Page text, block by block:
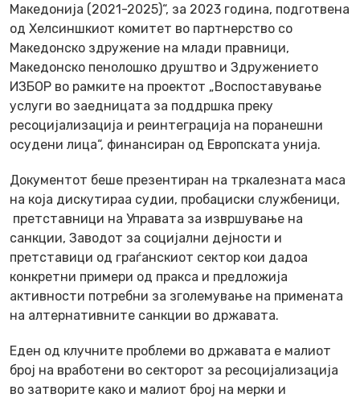
Македонија (2021-2025)“, за 2023 година, подготвена
од Хелсиншкиот комитет во партнерство со
Македонско здружение на млади правници,
Македонско пенолошко друштво и Здружението
ИЗБОР во рамките на проектот „Воспоставување
услуги во заедницата за поддршка преку
ресоцијализација и реинтеграција на поранешни
осудени лица“, финансиран од Европската унија.
Документот беше презентиран на тркалезната маса
на која дискутираа судии, пробациски службеници,
претставници на Управата за извршување на
санкции, Заводот за социјални дејности и
претставици од граѓанскиот сектор кои дадоа
конкретни примери од пракса и предложија
активности потребни за зголемување на примената
на алтернативните санкции во државата.
Еден од клучните проблеми во државата е малиот
број на вработени во секторот за ресоцијализација
во затворите како и малиот број на мерки и